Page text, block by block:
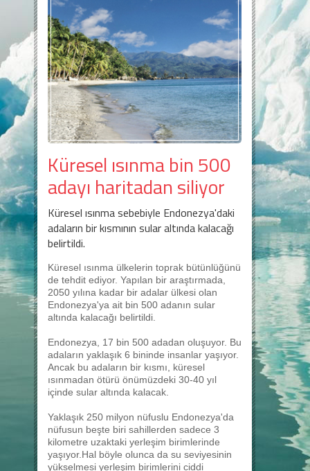
Küresel ısınma bin 500
adayı haritadan siliyor
Küresel ısınma sebebiyle Endonezya'daki
adaların bir kısmının sular altında kalacağı
belirtildi.
Küresel ısınma ülkelerin toprak bütünlüğünü
de tehdit ediyor. Yapılan bir araştırmada,
2050 yılına kadar bir adalar ülkesi olan
Endonezya'ya ait bin 500 adanın sular
altında kalacağı belirtildi.
Endonezya, 17 bin 500 adadan oluşuyor. Bu
adaların yaklaşık 6 bininde insanlar yaşıyor.
Ancak bu adaların bir kısmı, küresel
ısınmadan ötürü önümüzdeki 30-40 yıl
içinde sular altında kalacak.
Yaklaşık 250 milyon nüfuslu Endonezya'da
nüfusun beşte biri sahillerden sadece 3
kilometre uzaktaki yerleşim birimlerinde
yaşıyor.Hal böyle olunca da su seviyesinin
yükselmesi yerleşim birimlerini ciddi